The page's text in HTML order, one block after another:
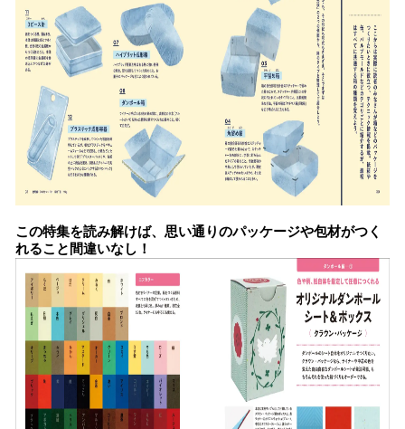
この特集を読み解けば、思い通りのパッケージや包材がつく
れること間違いなし！